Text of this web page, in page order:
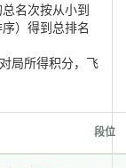
名次按从小到
）得到总排名
局所得积分，飞
段位